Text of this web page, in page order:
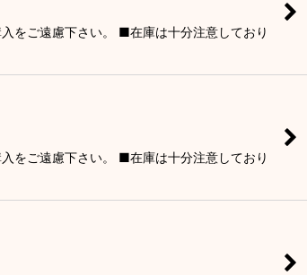
をご遠慮下さい。 ■在庫は十分注意しており
をご遠慮下さい。 ■在庫は十分注意しており